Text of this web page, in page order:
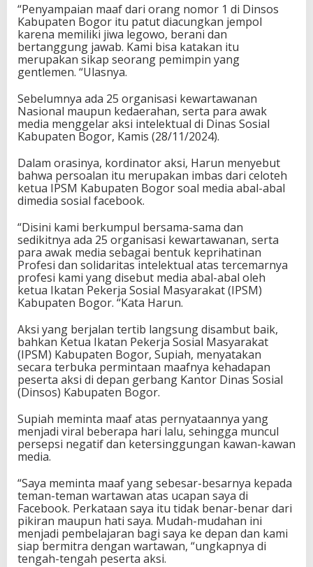
“Penyampaian maaf dari orang nomor 1 di Dinsos
Kabupaten Bogor itu patut diacungkan jempol
karena memiliki jiwa legowo, berani dan
bertanggung jawab. Kami bisa katakan itu
merupakan sikap seorang pemimpin yang
gentlemen. “Ulasnya.
Sebelumnya ada 25 organisasi kewartawanan
Nasional maupun kedaerahan, serta para awak
media menggelar aksi intelektual di Dinas Sosial
Kabupaten Bogor, Kamis (28/11/2024).
Dalam orasinya, kordinator aksi, Harun menyebut
bahwa persoalan itu merupakan imbas dari celoteh
ketua IPSM Kabupaten Bogor soal media abal-abal
dimedia sosial facebook.
“Disini kami berkumpul bersama-sama dan
sedikitnya ada 25 organisasi kewartawanan, serta
para awak media sebagai bentuk keprihatinan
Profesi dan solidaritas intelektual atas tercemarnya
profesi kami yang disebut media abal-abal oleh
ketua Ikatan Pekerja Sosial Masyarakat (IPSM)
Kabupaten Bogor. “Kata Harun.
Aksi yang berjalan tertib langsung disambut baik,
bahkan Ketua Ikatan Pekerja Sosial Masyarakat
(IPSM) Kabupaten Bogor, Supiah, menyatakan
secara terbuka permintaan maafnya kehadapan
peserta aksi di depan gerbang Kantor Dinas Sosial
(Dinsos) Kabupaten Bogor.
Supiah meminta maaf atas pernyataannya yang
menjadi viral beberapa hari lalu, sehingga muncul
persepsi negatif dan ketersinggungan kawan-kawan
media.
“Saya meminta maaf yang sebesar-besarnya kepada
teman-teman wartawan atas ucapan saya di
Facebook. Perkataan saya itu tidak benar-benar dari
pikiran maupun hati saya. Mudah-mudahan ini
menjadi pembelajaran bagi saya ke depan dan kami
siap bermitra dengan wartawan, “ungkapnya di
tengah-tengah peserta aksi.